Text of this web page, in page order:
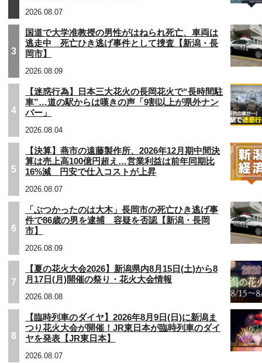
2026.08.07
3
国道で大学准教授の男性がはねられ死亡、車両は
逃走中 死亡ひき逃げ事件として捜査【新潟・長
岡市】
2026.08.09
4
【迷惑行為】日本三大花火の長岡花火で“長時間駐
車”…道の駅からは嘆きの声「9割以上が県外ナン
バー」
2026.08.04
5
【決算】燕市の遠藤製作所、2026年12月期中間決
算は売上高100億円超え…営業利益は前年同期比
16%減 円安で仕入コストが上昇
2026.08.07
6
「ぶつかったのは大木」長岡市の死亡ひき逃げ事
件で86歳の男を逮捕 容疑を否認【新潟・長岡
市】
2026.08.09
7
【夏の花火大会2026】新潟県内8月15日(土)から8
月17日(月)開催の祭り・花火大会情報
2026.08.08
8
【臨時列車のダイヤ】2026年8月9日(日)に新潟ま
つり花火大会が開催！JR東日本が臨時列車のダイ
ヤを発表【JR東日本】
2026.08.07